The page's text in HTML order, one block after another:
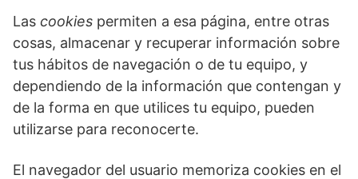
Las cookies permiten a esa página, entre otras
cosas, almacenar y recuperar información sobre
tus hábitos de navegación o de tu equipo, y
dependiendo de la información que contengan y
de la forma en que utilices tu equipo, pueden
utilizarse para reconocerte.
El navegador del usuario memoriza cookies en el